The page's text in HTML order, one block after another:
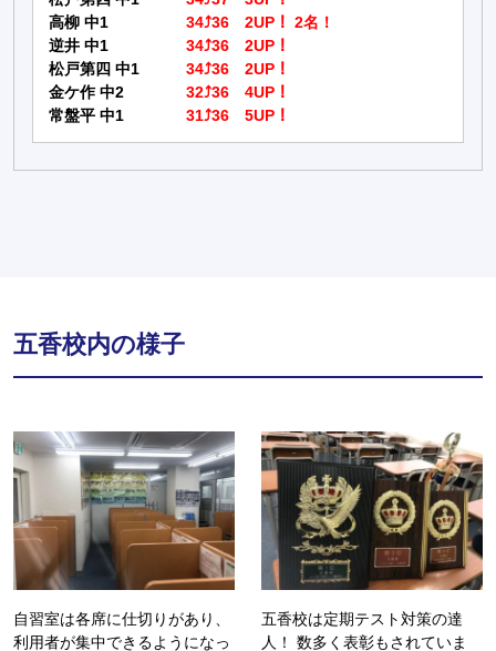
高柳 中1
34⤴36 2UP！ 2名！
逆井 中1
34⤴36 2UP！
松戸第四 中1
34⤴36 2UP！
金ケ作 中2
32⤴36 4UP！
常盤平 中1
31⤴36 5UP！
五香校内の様子
自習室は各席に仕切りがあり、
利用者が集中できるようになっ
五香校は定期テスト対策の達
人！ 数多く表彰もされていま